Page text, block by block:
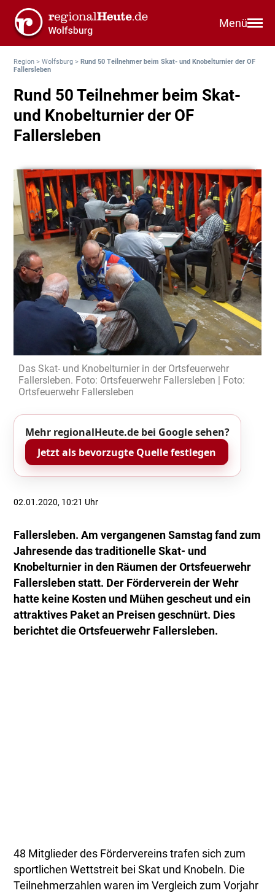
Menü
Region >Wolfsburg >Rund 50 Teilnehmer beim Skat- und Knobelturnier der OF
Fallersleben
Rund 50 Teilnehmer beim Skat-
und Knobelturnier der OF
Fallersleben
Das Skat- und Knobelturnier in der Ortsfeuerwehr
Fallersleben. Foto: Ortsfeuerwehr Fallersleben | Foto:
Ortsfeuerwehr Fallersleben
Mehr regionalHeute.de bei Google sehen?
Jetzt als bevorzugte Quelle festlegen
02.01.2020, 10:21 Uhr
Fallersleben. Am vergangenen Samstag fand zum
Jahresende das traditionelle Skat- und
Knobelturnier in den Räumen der Ortsfeuerwehr
Fallersleben statt. Der Förderverein der Wehr
hatte keine Kosten und Mühen gescheut und ein
attraktives Paket an Preisen geschnürt. Dies
berichtet die Ortsfeuerwehr Fallersleben.
48 Mitglieder des Fördervereins trafen sich zum
sportlichen Wettstreit bei Skat und Knobeln. Die
Teilnehmerzahlen waren im Vergleich zum Vorjahr